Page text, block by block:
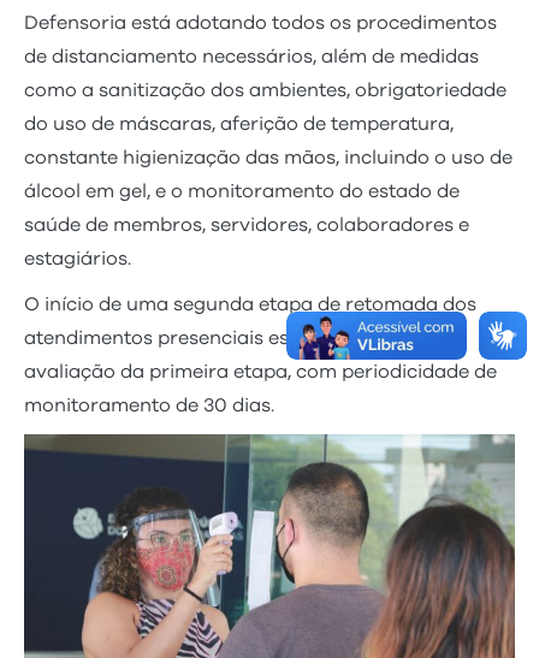
Defensoria está adotando todos os procedimentos
de distanciamento necessários, além de medidas
como a sanitização dos ambientes, obrigatoriedade
do uso de máscaras, aferição de temperatura,
constante higienização das mãos, incluindo o uso de
álcool em gel, e o monitoramento do estado de
saúde de membros, servidores, colaboradores e
estagiários.
O início de uma segunda etapa de retomada dos
atendimentos presenciais está condicionado à
avaliação da primeira etapa, com periodicidade de
monitoramento de 30 dias.